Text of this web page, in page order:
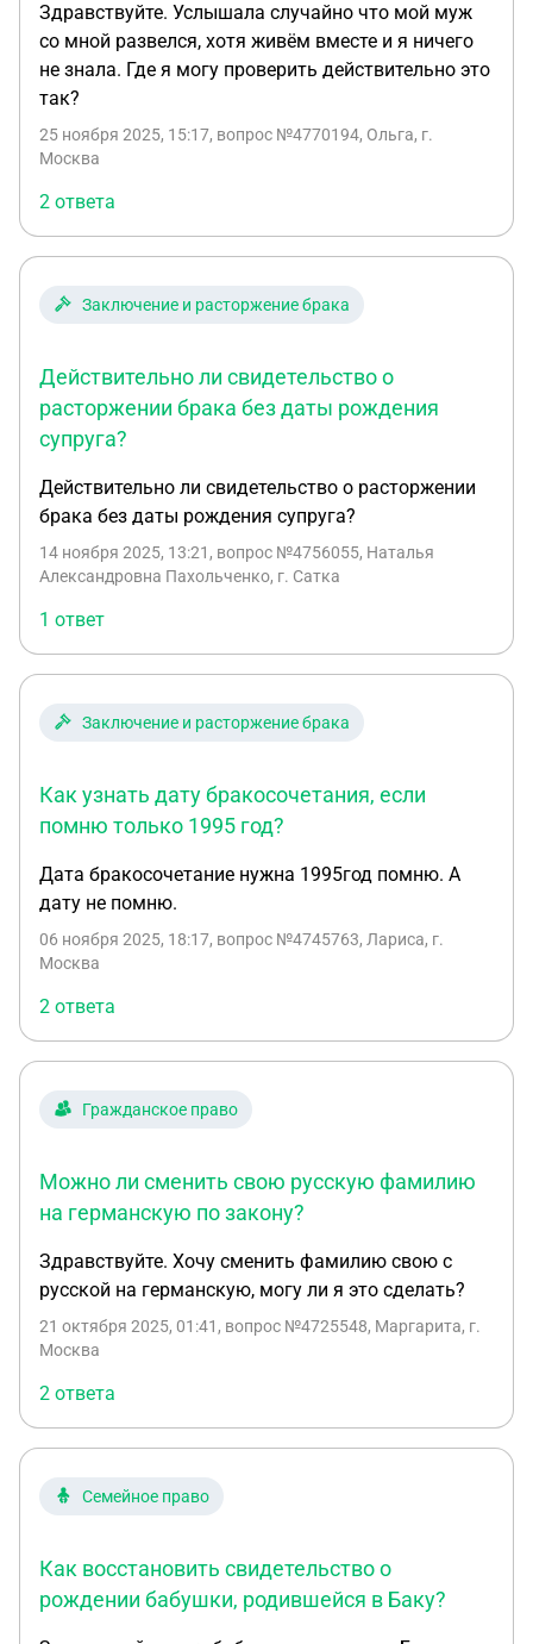
Здравствуйте. Услышала случайно что мой муж
со мной развелся, хотя живём вместе и я ничего
не знала. Где я могу проверить действительно это
так?
25 ноября 2025, 15:17, вопрос №4770194, Ольга, г.
Москва
2 ответа
Заключение и расторжение брака
Действительно ли свидетельство о
расторжении брака без даты рождения
супруга?
Действительно ли свидетельство о расторжении
брака без даты рождения супруга?
14 ноября 2025, 13:21 , вопрос №4756055, Наталья
Александровна Пахольченко, г. Сатка
1 ответ
Заключение и расторжение брака
Как узнать дату бракосочетания, если
помню только 1995 год?
Дата бракосочетание нужна 1995год помню. А
дату не помню.
06 ноября 2025, 18:17, вопрос №4745763, Лариса, г.
Москва
2 ответа
Гражданское право
Можно ли сменить свою русскую фамилию
на германскую по закону?
Здравствуйте. Хочу сменить фамилию свою с
русской на германскую, могу ли я это сделать?
21 октября 2025, 01:41 , вопрос №4725548, Маргарита, г.
Москва
2 ответа
Семейное право
Как восстановить свидетельство о
рождении бабушки, родившейся в Баку?